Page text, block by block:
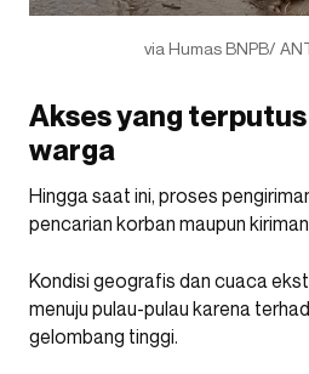
via Humas BNPB/
Akses yang
warga
Hingga saat ini, proses
pencarian korban maupun
Kondisi geografis dan cuaca
menuju pulau-pulau karena
gelombang tinggi.